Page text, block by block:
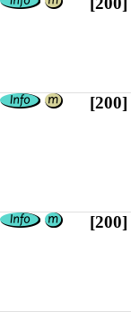
[200]
[200]